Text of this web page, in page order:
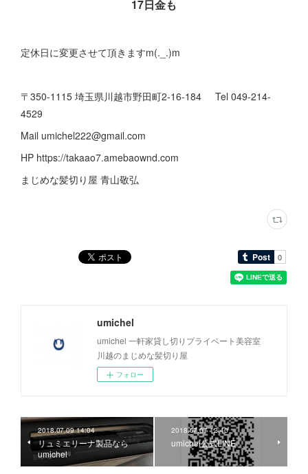
17日金も
定休日に変更させて頂きますm(._.)m
〒350-1115 埼玉県川越市野田町2-16-184 Tel 049-214-
4529
Mail umichel222@gmail.com
HP https://takaao7.amebaownd.com
まじめな髪切り屋 青山敬弘
umichel
umichel 一軒家貸し切りプライベート美容室
川越のまじめな髪切り屋
フォロー
2018.07.09 14:04
リュミエリーナ製品なら
umichel
2018.07.07 12:40
umichel公式LINE